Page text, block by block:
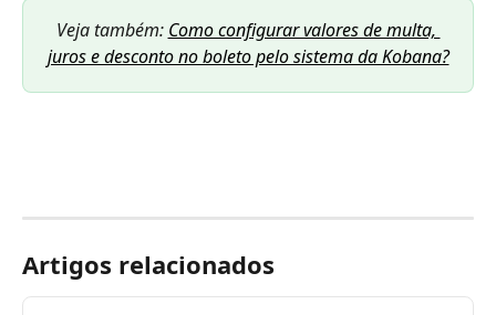
Veja também: Como configurar valores de multa,
juros e desconto no boleto pelo sistema da Kobana?
Artigos relacionados